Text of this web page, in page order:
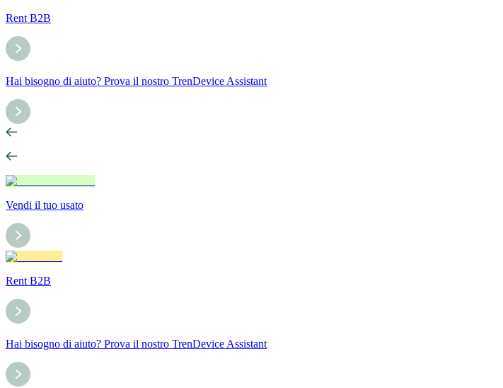
Rent B2B
Hai bisogno di aiuto? Prova il nostro TrenDevice Assistant
Vendi il tuo usato
Rent B2B
Hai bisogno di aiuto? Prova il nostro TrenDevice Assistant